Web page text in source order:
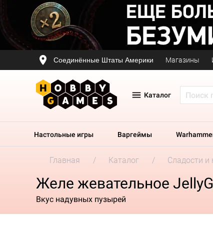
Соединённые Штаты Америки Магазины
Каталог
Настольные игры Варгеймы
Главная Каталог Сладости и
Желе жевательное
Вкус надувных пузырей